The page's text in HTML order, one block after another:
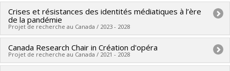
sciences humaines du Canada
Programmes de subvention :
PV152160-Subvention
Connexion
Chercheur principal : Zoey Cochran
Co-chercheurs : Ana Sokolović,Robin Wheeler
Huebner,Peter N Schubert
Sources de financement :CRSH/Conseil de recherches en
sciences humaines du Canada
Crises et résistances des identités médiatiques à l’ère
de la pandémie
Projet de recherche au Canada / 2023 - 2028
Chercheur principal : André Gaudreault
Co-chercheurs : Bernard Perron,Olivier Asselin,André
Canada Research Chair in Création d'opéra
Projet de recherche au Canada / 2021 - 2028